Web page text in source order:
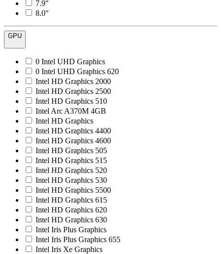
7.9"
8.0"
GPU
0 Intel UHD Graphics
0 Intel UHD Graphics 620
Intel HD Graphics 2000
Intel HD Graphics 2500
Intel HD Graphics 510
Intel Arc A370M 4GB
Intel HD Graphics
Intel HD Graphics 4400
Intel HD Graphics 4600
Intel HD Graphics 505
Intel HD Graphics 515
Intel HD Graphics 520
Intel HD Graphics 530
Intel HD Graphics 5500
Intel HD Graphics 615
Intel HD Graphics 620
Intel HD Graphics 630
Intel Iris Plus Graphics
Intel Iris Plus Graphics 655
Intel Iris Xe Graphics